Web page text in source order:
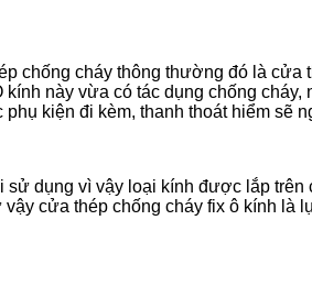
chống cháy thông thường đó là
này vừa có tác dụng chống
kiện đi kèm, thanh thoát hiểm sẽ
dụng vì vậy loại kính được lắp
cửa thép chống cháy fix ô kính là